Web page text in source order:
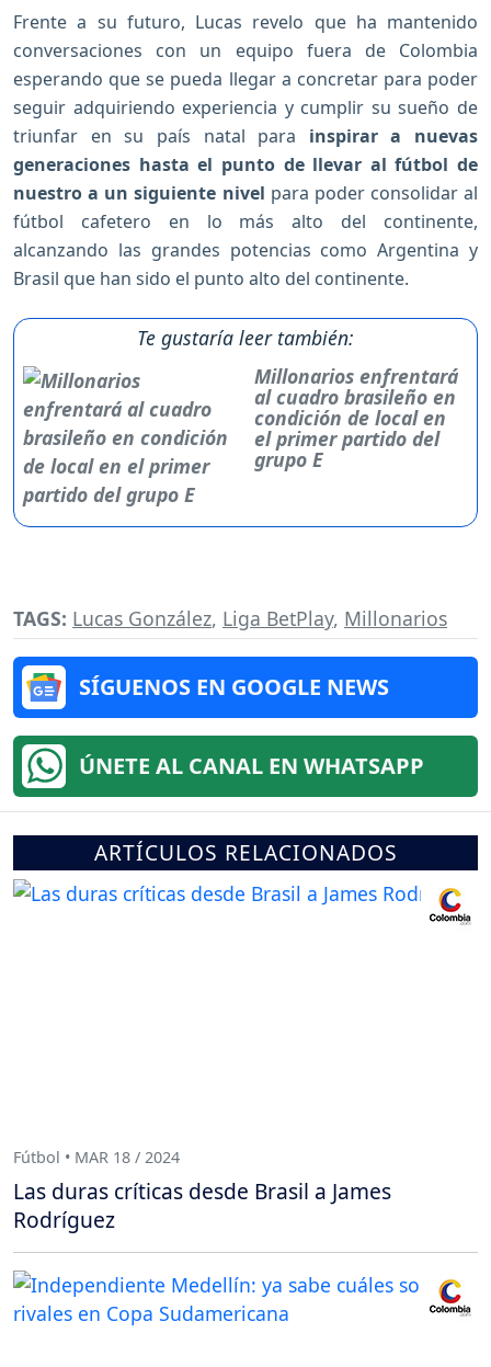
Frente a su futuro, Lucas revelo que ha mantenido
conversaciones con un equipo fuera de Colombia
esperando que se pueda llegar a concretar para poder
seguir adquiriendo experiencia y cumplir su sueño de
triunfar en su país natal para inspirar a nuevas
generaciones hasta el punto de llevar al fútbol de
nuestro a un siguiente nivel para poder consolidar al
fútbol cafetero en lo más alto del continente,
alcanzando las grandes potencias como Argentina y
Brasil que han sido el punto alto del continente.
Te gustaría leer también:
Millonarios enfrentará
al cuadro brasileño en
condición de local en
el primer partido del
grupo E
TAGS: Lucas González, Liga BetPlay, Millonarios
SÍGUENOS EN GOOGLE NEWS
ÚNETE AL CANAL EN WHATSAPP
ARTÍCULOS RELACIONADOS
Fútbol • MAR 18 / 2024
Las duras críticas desde Brasil a James
Rodríguez